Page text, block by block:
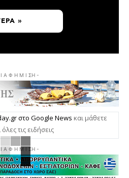
»
Α Φ Η Μ Ι ΣΗ -
στο Google News και μάθετε
τις ειδήσεις
Α Φ Η Μ Ι ΣΗ -